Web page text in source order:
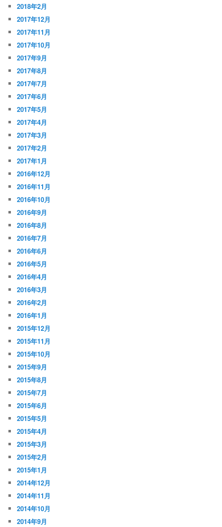
2018年2月
2017年12月
2017年11月
2017年10月
2017年9月
2017年8月
2017年7月
2017年6月
2017年5月
2017年4月
2017年3月
2017年2月
2017年1月
2016年12月
2016年11月
2016年10月
2016年9月
2016年8月
2016年7月
2016年6月
2016年5月
2016年4月
2016年3月
2016年2月
2016年1月
2015年12月
2015年11月
2015年10月
2015年9月
2015年8月
2015年7月
2015年6月
2015年5月
2015年4月
2015年3月
2015年2月
2015年1月
2014年12月
2014年11月
2014年10月
2014年9月